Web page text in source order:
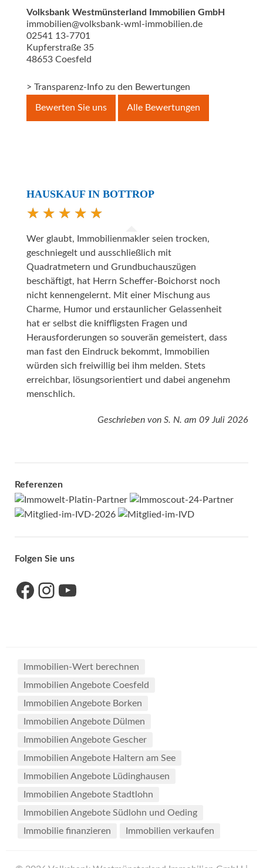
Volksbank Westmünsterland Immobilien GmbH
immobilien@volksbank-wml-immobilien.de
02541 13-7701
Kupferstraße 35
48653 Coesfeld
> Transparenz-Info zu den Bewertungen
Bewerten Sie uns Alle Bewertungen
HAUSKAUF IN BOTTROP
Wer glaubt, Immobilienmakler seien trocken,
geschniegelt und ausschließlich mit
Quadratmetern und Grundbuchauszügen
beschäftigt, hat Herrn Scheffer-Boichorst noch
nicht kennengelernt. Mit einer Mischung aus
Charme, Humor und erstaunlicher Gelassenheit
hat er selbst die kniffligsten Fragen und
Herausforderungen so souverän gemeistert, dass
man fast den Eindruck bekommt, Immobilien
würden sich freiwillig bei ihm melden. Stets
erreichbar, lösungsorientiert und dabei angenehm
menschlich.
Geschrieben von S. N. am 09 Juli 2026
Referenzen
Folgen Sie uns
Link zu unserer Facebook-Seite Link zu unseres Instagram-Accounts
Immobilien-Wert berechnen
Immobilien Angebote Coesfeld
Immobilien Angebote Borken
Immobilien Angebote Dülmen
Immobilien Angebote Gescher
Immobilien Angebote Haltern am See
Immobilien Angebote Lüdinghausen
Immobilien Angebote Stadtlohn
Immobilien Angebote Südlohn und Oeding
Immobilie finanzieren
Immobilien verkaufen